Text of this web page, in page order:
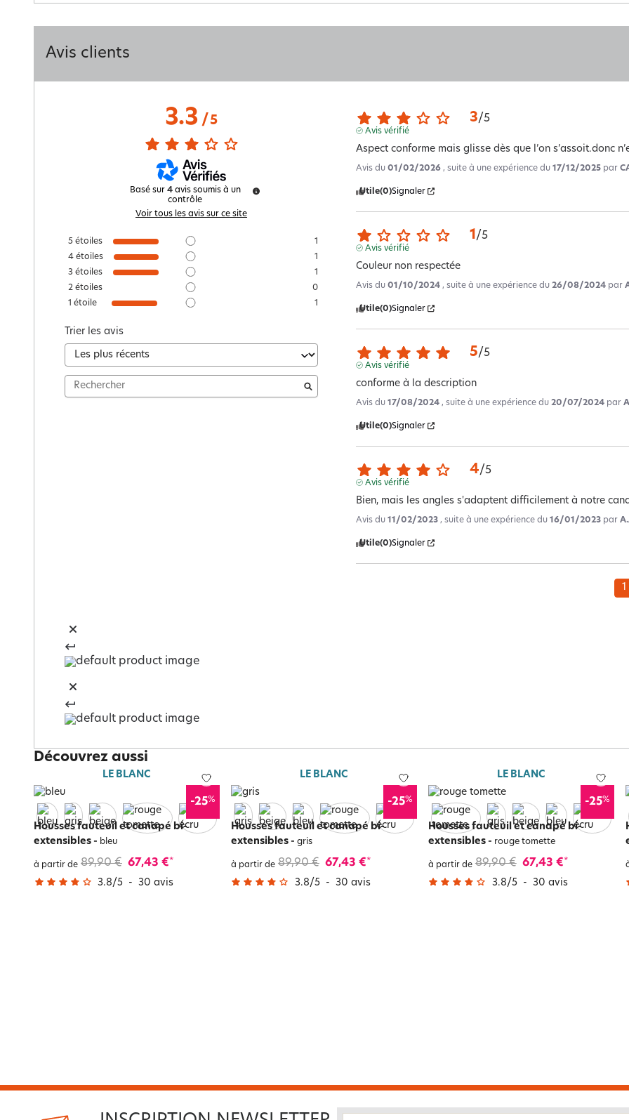
Avis clients
3.3/ 5
Basé sur 4 avis soumis à un
contrôle
Voir tous les avis sur ce site
5 étoiles
1
4 étoiles
1
3 étoiles
1
2 étoiles
0
1 étoile 1
Trier les avis
3/5
Avis vérifié
Aspect conforme mais glisse dès que l’on s’assoit.donc
Avis du01/02/2026 , suite à une expérience du17/12/2025 par
Utile(0)Signaler
1 /5
Avis vérifié
Couleur non respectée
Avis du01/10/2024 , suite à une expérience du26/08/2024 par
Utile(0)Signaler
5/5
Avis vérifié
conforme à la description
Avis du17/08/2024 , suite à une expérience du20/07/2024 par
Utile(0)Signaler
4/5
Avis vérifié
Bien, mais les angles s'adaptent difficilement à notre
Avis du11/02/2023 , suite à une expérience du16/01/2023 par
Utile(0)Signaler
1
Découvrez aussi
LE BLANC
-25%
Housses fauteuil et canapé bi-
extensibles - bleu
à partir de 89,90 € 67,43 €*
3.8/5 - 30 avis
LE BLANC
-25%
Housses fauteuil et canapé bi-
extensibles- gris
à partir de 89,90 € 67,43 €*
3.8/5 - 30 avis
LE BLANC
-25%
Housses fauteuil et canapé bi-
extensibles- rouge tomette
à partir de 89,90 € 67,43 €*
3.8/5 - 30 avis